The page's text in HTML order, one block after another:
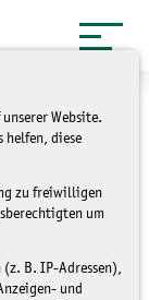
Website.
helfen, diese
zu freiwilligen
um
B. IP-Adressen),
und